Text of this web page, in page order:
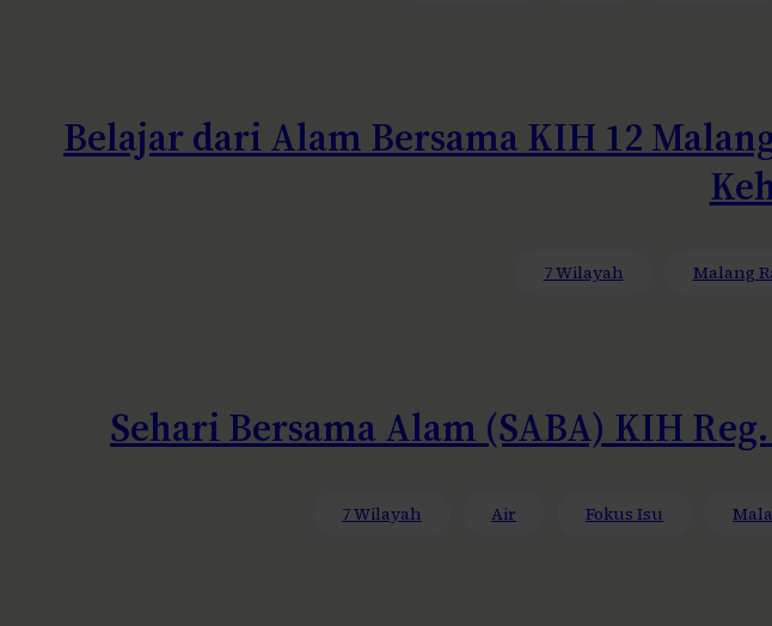
Belajar dari Alam Bersama KIH 12
7 Wilayah Malang
Sehari Bersama Alam (SABA) KIH
7 Wilayah Air Fokus Isu